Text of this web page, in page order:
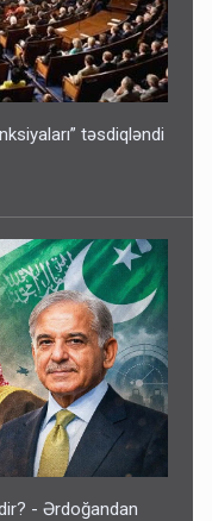
təsdiqləndi
- Ərdoğandan